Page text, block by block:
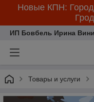
Новые КПН:
ИП Бовбель Ирина
Товары и услуги